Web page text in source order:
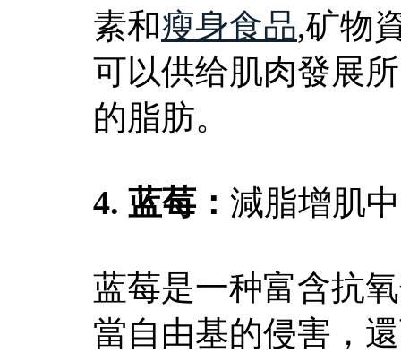
素和瘦身食品,矿物
可以供给肌肉發展
的脂肪。
4. 蓝莓： 減脂增肌
蓝莓是一种富含抗
當自由基的侵害，